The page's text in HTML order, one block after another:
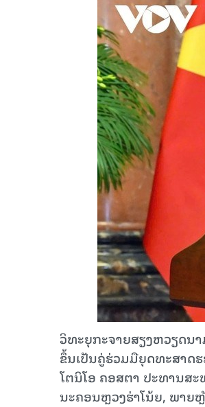
ວິທະຍຸກະຈາຍສຽງຫວຽດນ
ຂຶ້ນເປັນຄູ່ຮ່ວມມືຍຸດທະສາດ
ໂຕນິໂອ ຄອສຕາ ປະທານສ
ນະຄອນຫຼວງຮ່າໂນ້ຍ, ພາຍ